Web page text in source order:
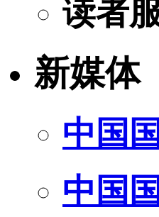
读者
新媒体
中国
中国